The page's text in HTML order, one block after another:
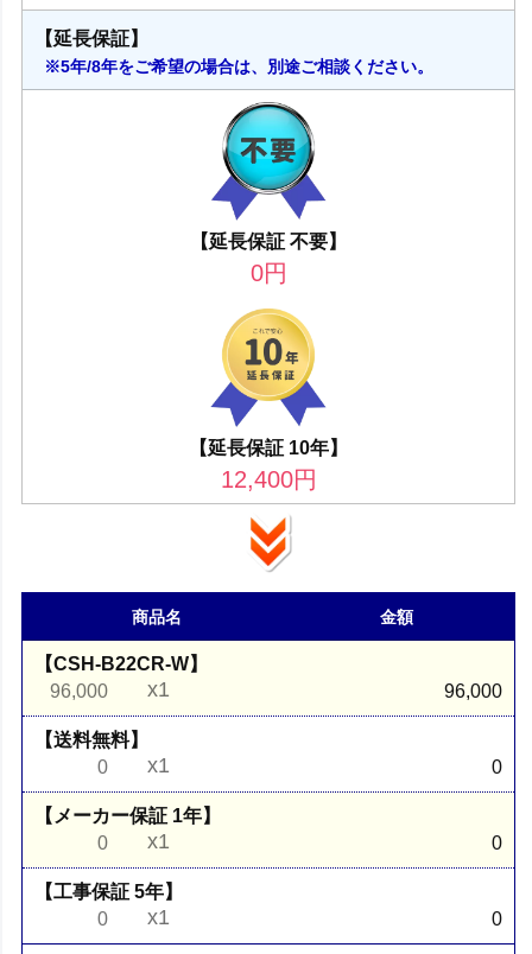
【延長保証】
※5年/8年をご希望の場合は、別途ご相談ください。
【延長保証 不要】
0円
【延長保証 10年】
12,400円
商品名 金額
【CSH-B22CR-W】
96,000
x1 96,000
【送料無料】
0
x1 0
【メーカー保証 1年】
0
x1 0
【工事保証 5年】
0
x1 0